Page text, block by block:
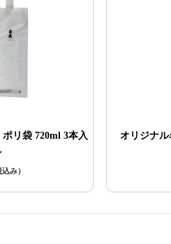
リ袋 720ml 3本入
込み）
オリジナ